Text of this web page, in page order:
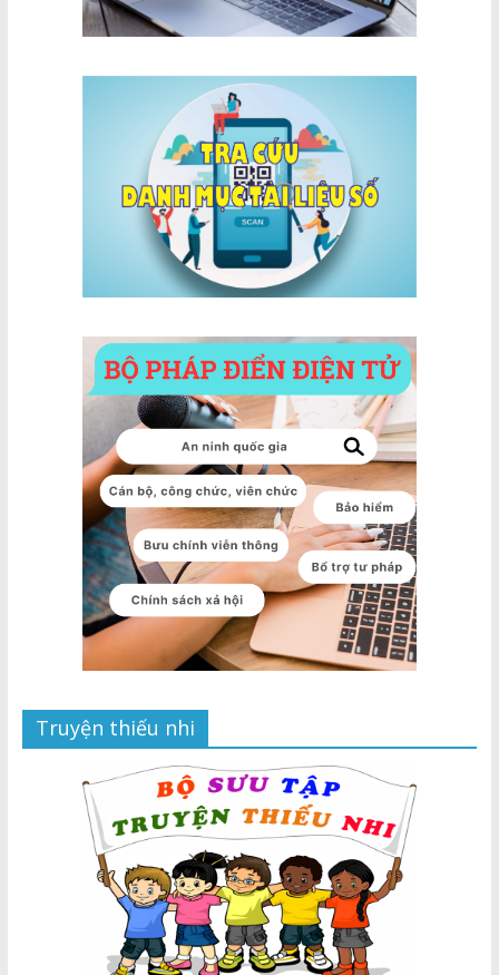
Truyện thiếu nhi